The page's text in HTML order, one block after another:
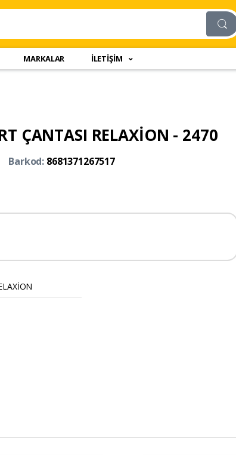
MARKALAR İLETİŞİM
ÇANTASI RELAXİON - 2470
Barkod: 8681371267517